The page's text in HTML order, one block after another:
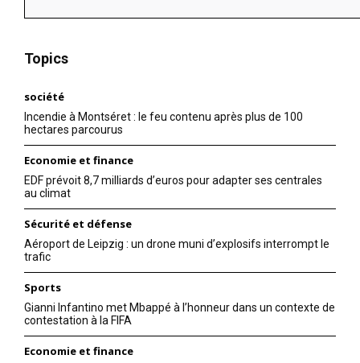
Topics
société
Incendie à Montséret : le feu contenu après plus de 100
hectares parcourus
Economie et finance
EDF prévoit 8,7 milliards d’euros pour adapter ses centrales
au climat
Sécurité et défense
Aéroport de Leipzig : un drone muni d’explosifs interrompt le
trafic
Sports
Gianni Infantino met Mbappé à l’honneur dans un contexte de
contestation à la FIFA
Economie et finance